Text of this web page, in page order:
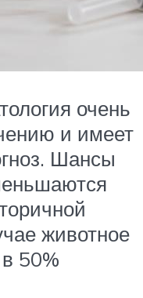
очень
и имеет
Шансы
животное
50%